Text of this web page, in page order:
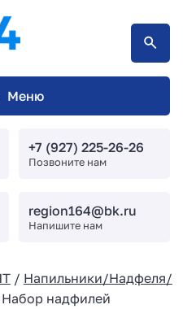
Меню
+7 (927) 225-26-26
Позвоните нам
region164@bk.ru
Напишите нам
/ Напильники/Надфеля/
Набор надфилей